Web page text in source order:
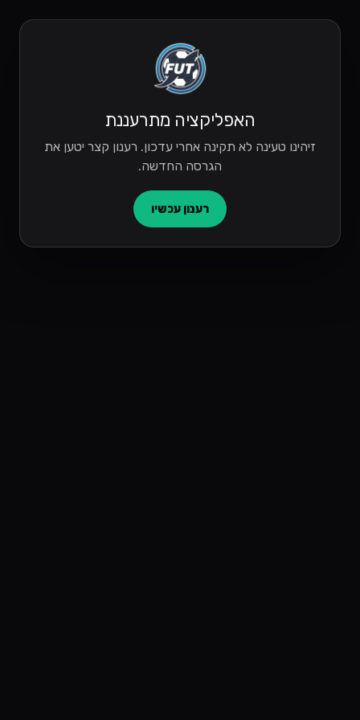
האפליקציה מתרעננת
זיהינו טעינה לא תקינה אחרי עדכון. רענון קצר יטען את
הגרסה החדשה.
רענון עכשיו